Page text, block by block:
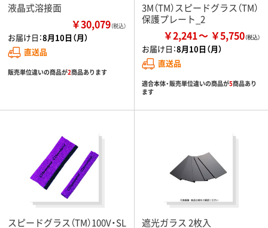
液晶式溶接面
￥30,079（税込）
お届け日：8月10日（月）
直送品
販売単位違いの商品が2商品あります
3M（TM）スピードグラス（TM）
保護プレート_2
￥2,241 ￥5,750
お届け日：8月10日（月）
直送品
適合本体・販売単位違いの商品が5商品あり
ます
スピードグラス（TM）100V・SL
遮光ガラス 2枚入